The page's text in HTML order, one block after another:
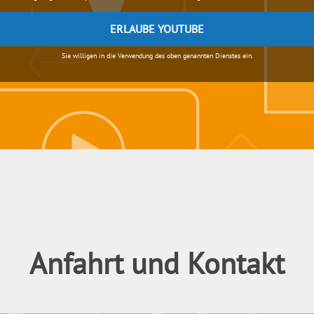
ERLAUBE YOUTUBE
Sie willigen in die Verwendung des oben genannten Dienstes ein.
Anfahrt und Kontakt